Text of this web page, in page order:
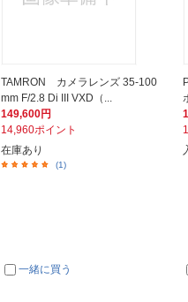
TAMRON カメラレンズ 35-100
mm F/2.8 Di III VXD（...
149,600円
14,960ポイント
在庫あり
(1)
一緒に買う